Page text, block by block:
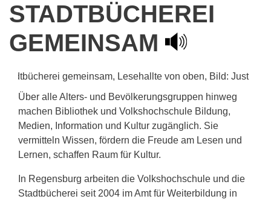
STADTBÜCHEREI
GEMEINSAM
Über alle Alters- und Bevölkerungsgruppen hinweg
machen Bibliothek und Volkshochschule Bildung,
Medien, Information und Kultur zugänglich. Sie
vermitteln Wissen, fördern die Freude am Lesen und
Lernen, schaffen Raum für Kultur.
In Regensburg arbeiten die Volkshochschule und die
Stadtbücherei seit 2004 im Amt für Weiterbildung in